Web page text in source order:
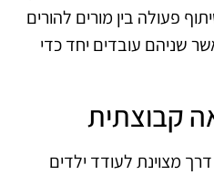
פעולה בין מורים להורים
שניהם עובדים יחד כדי
קבוצתית
מצוינת לעודד ילדים